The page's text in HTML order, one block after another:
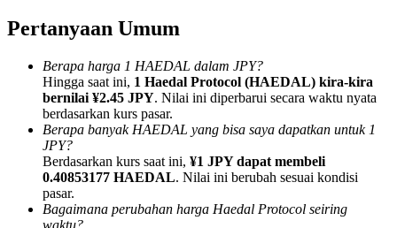
Referensi
Undang teman untuk mendapatkan imbalan tunai
BTC Welcome Rewards
Pertanyaan Umum
Berapa harga 1 HAEDAL dalam JPY?
Hingga saat ini, 1 Haedal Protocol (HAEDAL) kira-kira
bernilai ¥2.45 JPY. Nilai ini diperbarui secara waktu nyata
berdasarkan kurs pasar.
Berapa banyak HAEDAL yang bisa saya dapatkan untuk 1
JPY?
Berdasarkan kurs saat ini, ¥1 JPY dapat membeli
0.40853177 HAEDAL. Nilai ini berubah sesuai kondisi
pasar.
Bagaimana perubahan harga Haedal Protocol seiring
waktu?